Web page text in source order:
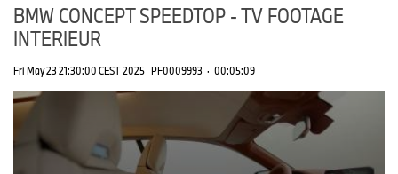
BMW CONCEPT SPEEDTOP - TV FOOTAGE
INTERIEUR
Fri May 23 21:30:00 CEST 2025 PF0009993 · 00:05:09